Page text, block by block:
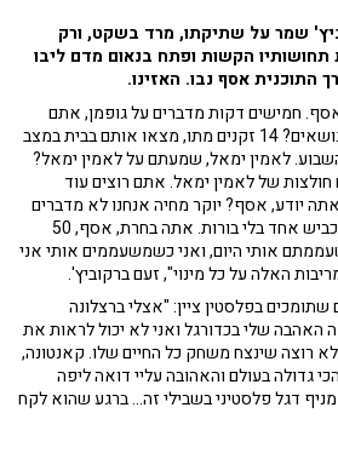
שמר על שתיקתו, מרד בשקט, ורק
הקשות ופתח בנאום מדם ליבו
התוכנית אסף נבו. האזינו.
חמישים דקות מדברים על גופמן, אתם
רוצים שאני אביא לכם 300 נושאים? 14 זקנים מתו, מצאו אותם בבית במצב
השבוע. לאמין ימאל, שמעתם על לאמין ימאל?
של לאמין ימאל. אתם רוצים עוד
אתה יודע, אסף? יוקר מחיה אנחנו לא מדברים
פה, אני נוסע בתל אביב ואין כביש אחד בלי בורות. אתה בחרת, אסף, 50
אותי היום, ואני כשמשעממים אותי אני
האלה על כל מינוי", זעם ברקוביץ'.
שתומכים בפלסטין ציין: "אצלי ברצלונה
האהבה שלי בכדורגל ואני לא יכול לראות את
רוצה שינצח משחק כל החיים שלו. קאנטונה,
גדולה בעולם והאהובה עליי דואה ליפה
דגל פלסטיני בשבילי זה... ברגע שהוא לקח